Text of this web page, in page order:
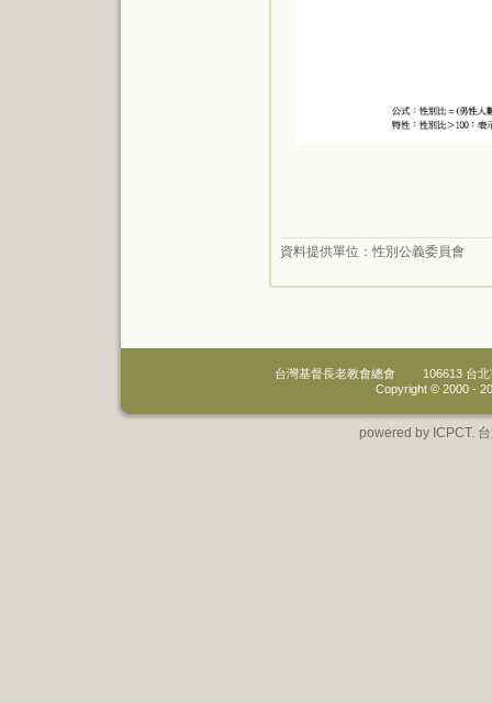
資料提供單位： 性別公義委員會
台灣基督長老教會總會
106613 台
Copyright © 2000 -
powered by ICPCT.